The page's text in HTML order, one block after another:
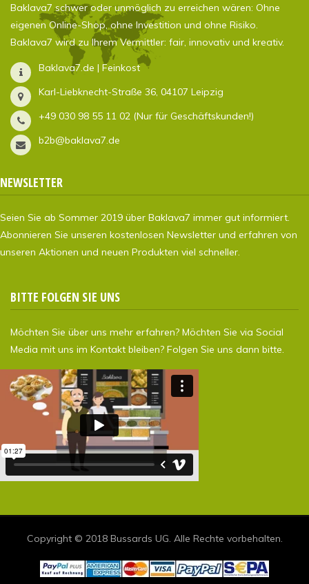
Baklava7 schwer oder unmöglich zu erreichen wären: Ohne
eigenen Online-Shop, ohne Investition und ohne Risiko.
Baklava7 wird zu Ihrem Vermittler: fair, innovativ und kreativ.
Baklava7.de | Feinkost
Karl-Liebknecht-Straße 36, 04107 Leipzig
+49 030 98 55 11 02 (Nur für Geschäftskunden!)
b2b@baklava7.de
NEWSLETTER
Seien Sie ab Sommer 2019 über Baklava7 immer gut informiert.
Abonnieren Sie unseren kostenlosen Newsletter und erfahren von
unseren Aktionen und neuen Produkten viel schneller.
BITTE FOLGEN SIE UNS
Möchten Sie über uns mehr erfahren? Möchten Sie via Social
Media mit uns im Kontakt bleiben? Folgen Sie uns dann bitte.
Copyright © 2018 Bussards UG. Alle Rechte vorbehalten.